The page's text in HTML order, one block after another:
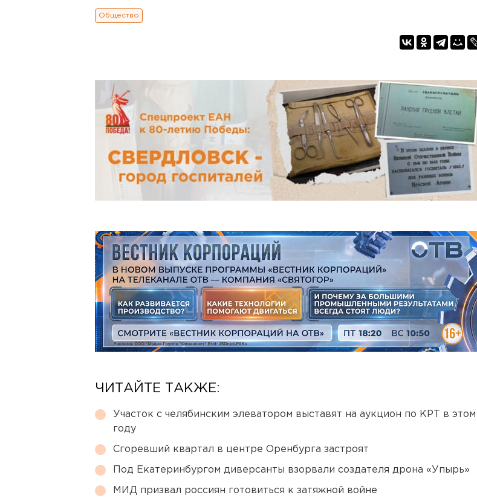
Общество
ЧИТАЙТЕ ТАКЖЕ:
Участок с челябинским элеватором выставят на аукцион по КРТ в этом
году
Сгоревший квартал в центре Оренбурга застроят
Под Екатеринбургом диверсанты взорвали создателя дрона «Упырь»
МИД призвал россиян готовиться к затяжной войне